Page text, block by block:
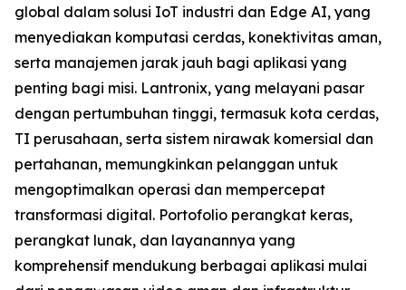
global dalam solusi IoT industri dan Edge AI, yang
menyediakan komputasi cerdas, konektivitas aman,
serta manajemen jarak jauh bagi aplikasi yang
penting bagi misi. Lantronix, yang melayani pasar
dengan pertumbuhan tinggi, termasuk kota cerdas,
TI perusahaan, serta sistem nirawak komersial dan
pertahanan, memungkinkan pelanggan untuk
mengoptimalkan operasi dan mempercepat
transformasi digital. Portofolio perangkat keras,
perangkat lunak, dan layanannya yang
komprehensif mendukung berbagai aplikasi mulai